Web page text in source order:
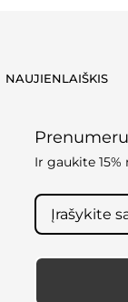
NAUJIENLAIŠKIS
Ir gaukite